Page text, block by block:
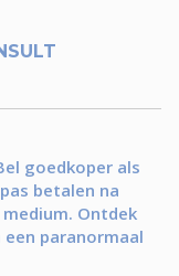
goedkoper als
betalen na
Ontdek
paranormaal